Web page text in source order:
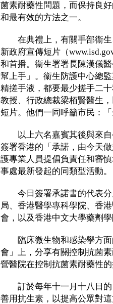
菌素耐藥性問題，而保持良
和最有效的方法之一。
在典禮上，有關手部衞生
新政府宣傳短片（
和首播。衞生署署長陳漢儀
幫上手」。衞生防護中心總
精搓手液，都要最少搓手二
教授、行政總裁梁栢賢醫生
短片。他們一同呼籲市民：
以上六名嘉賓其後與來自
簽署香港的「承諾，由今天
護專業人員提倡負責任和審
事處最新發起的同類型活動。
今日簽署承諾書的代表分
局、香港醫學專科學院、香
會，以及香港中文大學藥劑
臨床微生物和感染學方面
會」上，分享有關控制抗菌
營醫院在控制抗菌素耐藥性
訂於每年十一月十八日的
善用抗生素，以提高公眾對